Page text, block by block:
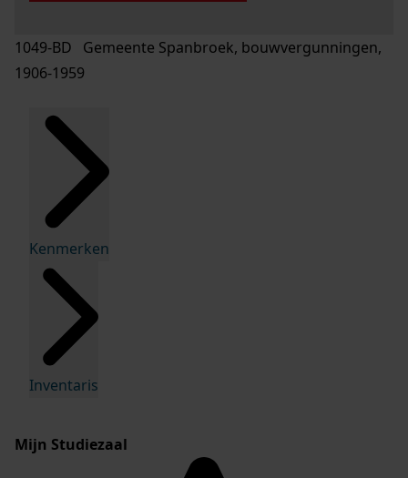
1049-BD Gemeente Spanbroek, bouwvergunningen,
1906-1959
Kenmerken
Inventaris
Mijn Studiezaal